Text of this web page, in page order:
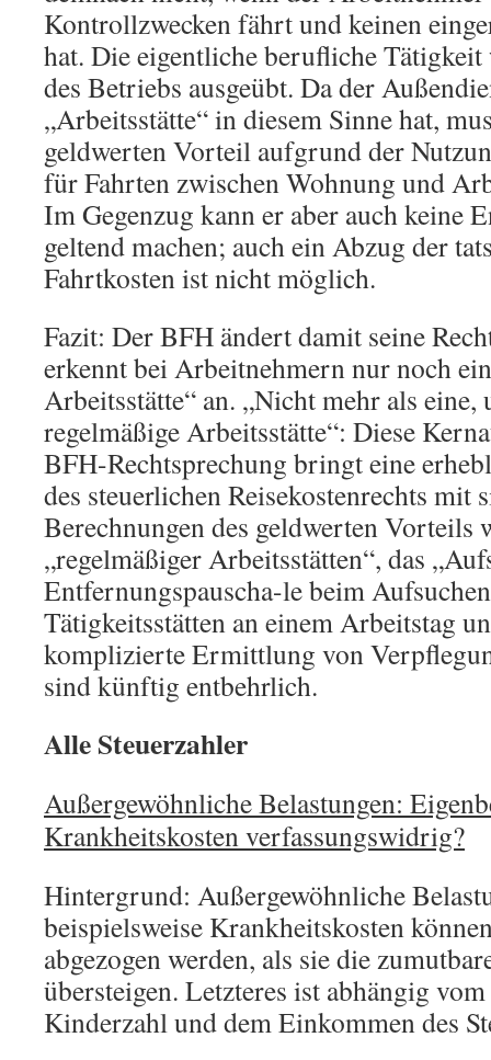
Kontrollzwecken fährt und keinen
hat. Die eigentliche berufliche
des Betriebs ausgeübt. Da der
„Arbeitsstätte“ in diesem Sinne hat,
geldwerten Vorteil aufgrund der
für Fahrten zwischen Wohnung und
Im Gegenzug kann er aber auch keine
geltend machen; auch ein Abzug der
Fahrtkosten ist nicht möglich.
Fazit: Der BFH ändert damit seine
erkennt bei Arbeitnehmern nur noch
Arbeitsstätte“ an. „Nicht mehr als eine,
regelmäßige Arbeitsstätte“: Diese
BFH-Rechtsprechung bringt eine
des steuerlichen Reisekostenrechts
Berechnungen des geldwerten Vorteils
„regelmäßiger Arbeitsstätten“, das
Entfernungspauscha-le beim
Tätigkeitsstätten an einem Arbeitstag
komplizierte Ermittlung von
sind künftig entbehrlich.
Alle Steuerzahler
Außergewöhnliche Belastungen:
Krankheitskosten verfassungswidrig?
Hintergrund: Außergewöhnliche
beispielsweise Krankheitskosten
abgezogen werden, als sie die
übersteigen. Letzteres ist abhängig
Kinderzahl und dem Einkommen des